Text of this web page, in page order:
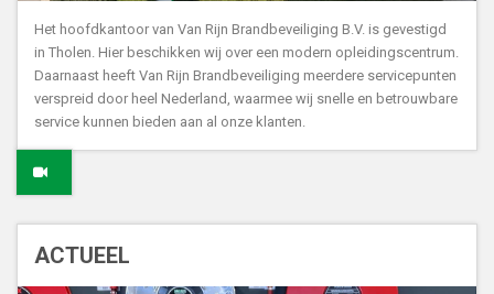
Het hoofdkantoor van Van Rijn Brandbeveiliging B.V. is gevestigd
in Tholen. Hier beschikken wij over een modern opleidingscentrum.
Daarnaast heeft Van Rijn Brandbeveiliging meerdere servicepunten
verspreid door heel Nederland, waarmee wij snelle en betrouwbare
service kunnen bieden aan al onze klanten.
ACTUEEL